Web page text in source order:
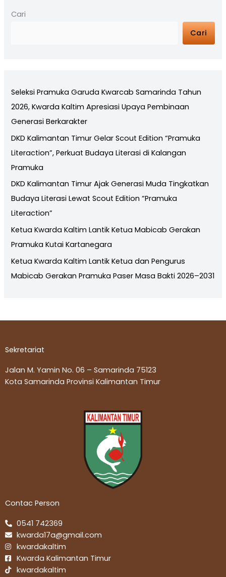
Cari
Cari
Seleksi Pramuka Garuda Kwarcab Samarinda Tahun
2026, Kwarda Kaltim Apresiasi Upaya Pembinaan
Generasi Berkarakter
DKD Kalimantan Timur Gelar Scout Edition “Pramuka
Literaction”, Perkuat Budaya Literasi di Kalangan
Pramuka
DKD Kalimantan Timur Ajak Generasi Muda Tingkatkan
Budaya Literasi Lewat Scout Edition “Pramuka
Literaction”
Ketua Kwarda Kaltim Lantik Ketua Mabicab Gerakan
Pramuka Kutai Kartanegara
Ketua Kwarda Kaltim Lantik Ketua dan Pengurus
Mabicab Gerakan Pramuka Paser Masa Bakti 2026–2031
Sekretariat
Jalan M. Yamin No. 06 – Samarinda 75123
Kota Samarinda Provinsi Kalimantan Timur
Contac Person
0541 742369
kwarda17a@gmail.com
kwardakaltim
Kwarda Kalimantan Timur
kwardakaltim